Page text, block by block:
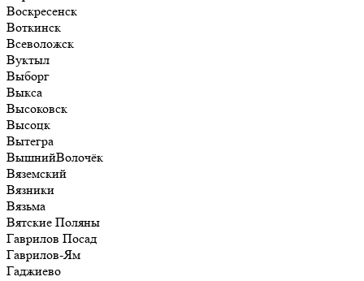
Воскресенск
Воткинск
Всеволожск
Вуктыл
Выборг
Выкса
Высоковск
Высоцк
Вытегра
ВышнийВолочёк
Вяземский
Вязники
Вязьма
Вятские Поляны
Гаврилов Посад
Гаврилов-Ям
Гаджиево